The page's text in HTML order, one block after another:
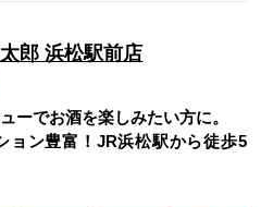
郎 浜松駅前店
ーでお酒を楽しみたい方に。
ョン豊富！JR浜松駅から徒歩5